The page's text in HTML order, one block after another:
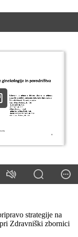
strategije na
Zdravniški zbornici